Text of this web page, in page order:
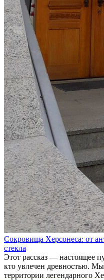
Сокровища Херсонеса: от
стекла
Этот рассказ — настоящее
кто увлечен древностью.
территории легендарного